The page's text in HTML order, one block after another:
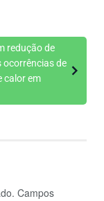
redução de
ocorrências de
calor em
Campos